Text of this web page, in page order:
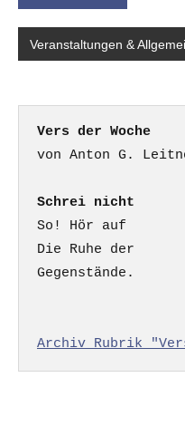
Veranstaltungen &
Vers der Woche
Schrei nicht
So! Hör auf
Die Ruhe der
Gegenstände.
Archiv Rubrik